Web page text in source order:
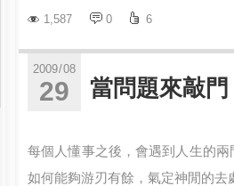
1,587 0 6
當問題來敲門
2009/08
29
每個人懂事之後，會遇到人生的
如何能夠游刃有餘，氣定神閒的